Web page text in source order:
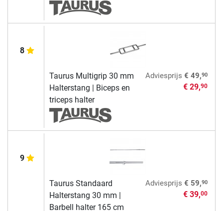
8
Taurus Multigrip 30 mm
Halterstang | Biceps en
triceps halter
Adviesprijs € 49,90
€ 29,90
9
Taurus Standaard
Halterstang 30 mm |
Barbell halter 165 cm
Adviesprijs € 59,90
€ 39,00